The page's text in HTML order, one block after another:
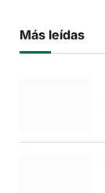
Más leídas